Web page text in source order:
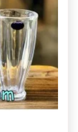
درب پلاستیکی این
این محصول است
این محصول نسبت به
جی سی سی
این برند ایرانی دارای
و تنوع سبد محصولات
جی سی سی با توجه به